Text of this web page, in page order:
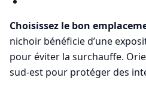
Choisissez le bon
nichoir bénéficie d’une
pour éviter la surchauffe.
sud-est pour protéger des